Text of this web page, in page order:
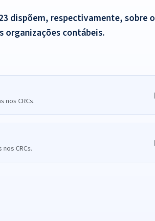
dispõem, respectivamente, sobre o
contábeis.
nos CRCs.
CRCs.